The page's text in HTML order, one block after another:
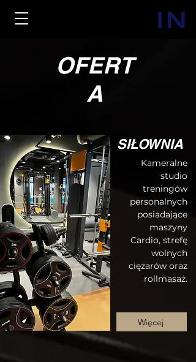
OFERT
A
SIŁOWNIA
Kameralne
studio
treningów
personalnych
posiadające
maszyny
Cardio, strefę
wolnych
ciężarów oraz
rollmasaż.
Więcej